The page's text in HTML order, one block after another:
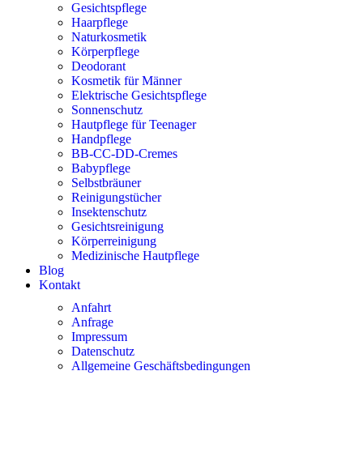
Gesichtspflege
Haarpflege
Naturkosmetik
Körperpflege
Deodorant
Kosmetik für Männer
Elektrische Gesichtspflege
Sonnenschutz
Hautpflege für Teenager
Handpflege
BB-CC-DD-Cremes
Babypflege
Selbstbräuner
Reinigungstücher
Insektenschutz
Gesichtsreinigung
Körperreinigung
Medizinische Hautpflege
Blog
Kontakt
Anfahrt
Anfrage
Impressum
Datenschutz
Allgemeine Geschäftsbedingungen